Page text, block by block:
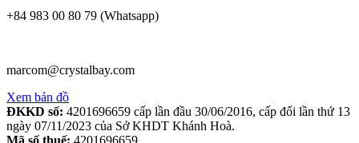
+84 983 00 80 79 (Whatsapp)
marcom@crystalbay.com
Xem bản đồ
ĐKKD số: 4201696659 cấp lần đầu 30/06/2016, cấp đổi lần thứ 13
ngày 07/11/2023 của Sở KHDT Khánh Hoà.